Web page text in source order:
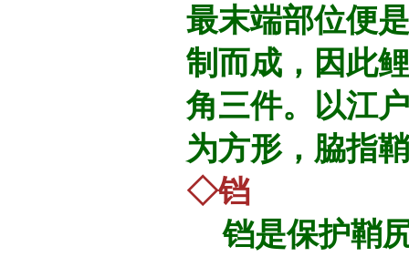
最末端部位便
制而成，因此
角三件。以江
为方形，脇指
◇铛
铛是保护鞘